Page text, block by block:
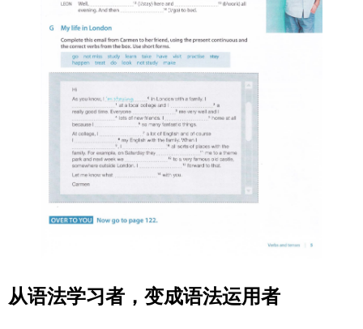
从语法学习者，变成语法运用者